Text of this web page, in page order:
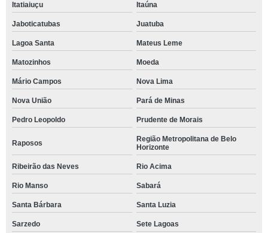
Itatiaiuçu Itaúna
Jaboticatubas Juatuba
Lagoa Santa Mateus Leme
Matozinhos Moeda
Mário Campos Nova Lima
Nova União Pará de Minas
Pedro Leopoldo Prudente de Morais
Raposos
Região Metropolitana de Belo
Horizonte
Ribeirão das Neves Rio Acima
Rio Manso Sabará
Santa Bárbara Santa Luzia
Sarzedo Sete Lagoas